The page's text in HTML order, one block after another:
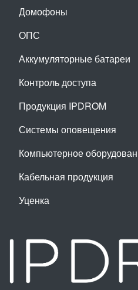
Домофоны
ОПС
Аккумуляторные батареи
Контроль доступа
Продукция IPDROM
Системы оповещения
Компьютерное
Кабельная продукция
Уценка